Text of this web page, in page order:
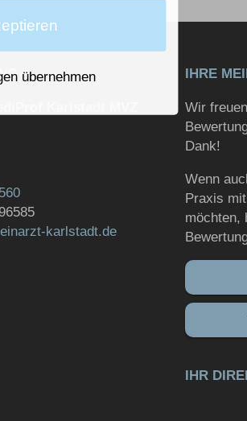
karlstadt.de
IHRE
Wir
Dank!
Wenn
Praxis
möchten,
IHR
übernehmen